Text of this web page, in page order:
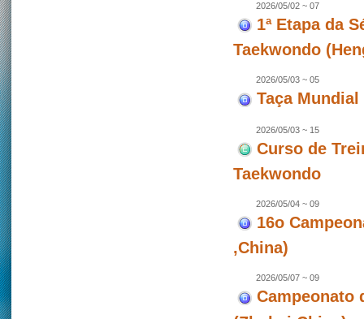
2026/05/02 ~ 07
1ª Etapa da
Taekwondo
2026/05/03 ~ 05
Taça
2026/05/03 ~ 15
Curso de
Taekwondo
2026/05/04 ~ 09
16o
,China)
2026/05/07 ~ 09
Campeonato